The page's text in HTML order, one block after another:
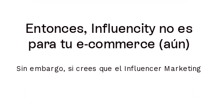
Entonces, Influencity no es
para tu e-commerce (aún)
Sin embargo, si crees que el Influencer Marketing